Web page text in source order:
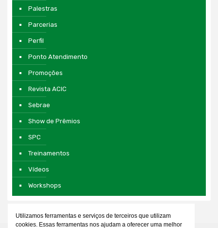
Palestras
Parcerias
Perfil
Ponto Atendimento
Promoções
Revista ACIC
Sebrae
Show de Prêmios
SPC
Treinamentos
Vídeos
Workshops
Utilizamos ferramentas e serviços de terceiros que utilizam
cookies. Essas ferramentas nos ajudam a oferecer uma melhor